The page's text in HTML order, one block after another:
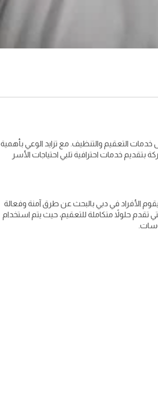
التعقيم والتنظيف. مع تزايد الوعي بأهمية
بتقديم خدمات احترافية تلبي احتياجات الأسر
الأفراد في دبي بالبحث عن طرق آمنة وفعالة
تقدم حلولاً متكاملة للتعقيم، حيث يتم استخدام